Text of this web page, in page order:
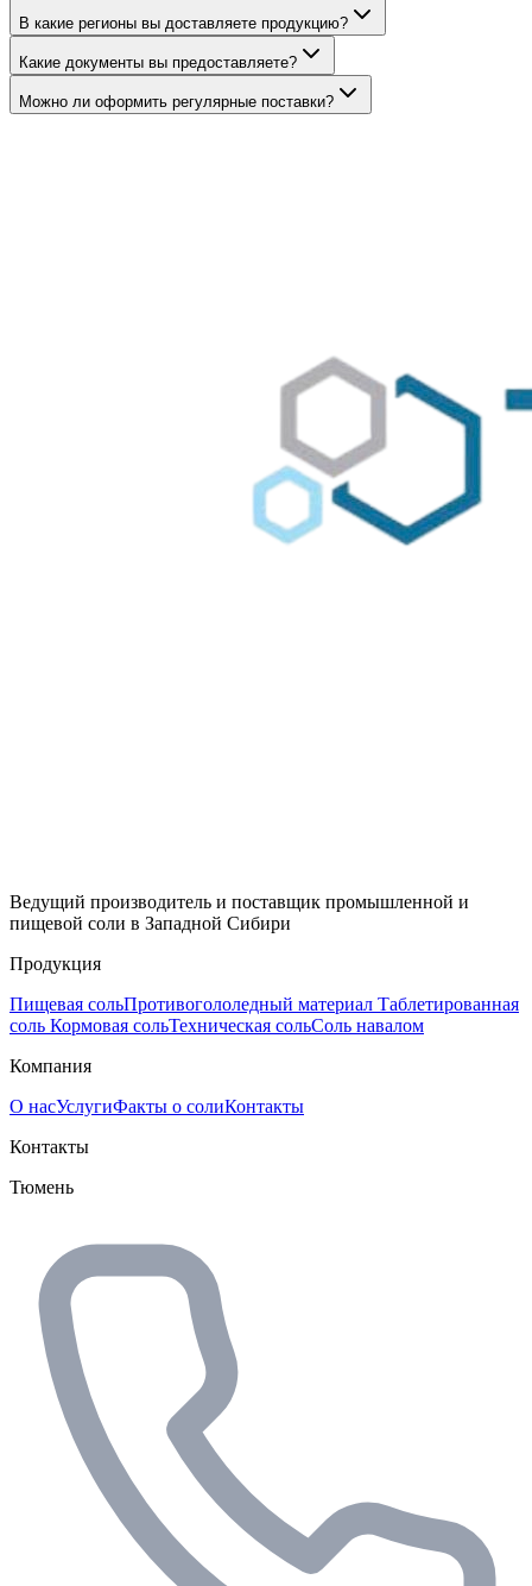
В какие регионы вы доставляете продукцию?
Какие документы вы предоставляете?
Можно ли оформить регулярные поставки?
Ведущий производитель и поставщик промышленной и
пищевой соли в Западной Сибири
Продукция
Пищевая сольПротивогололедный материал Таблетированная
соль Кормовая сольТехническая сольСоль навалом
Компания
О насУслугиФакты о солиКонтакты
Контакты
Тюмень